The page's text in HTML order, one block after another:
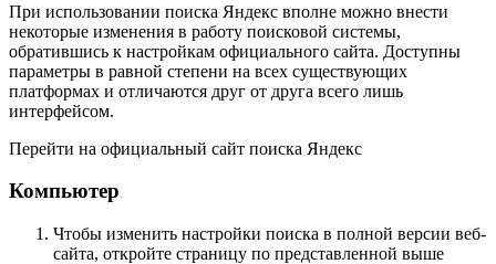
При использовании поиска Яндекс вполне можно внести
некоторые изменения в работу поисковой системы,
обратившись к настройкам официального сайта. Доступны
параметры в равной степени на всех существующих
платформах и отличаются друг от друга всего лишь
интерфейсом.
Перейти на официальный сайт поиска Яндекс
Компьютер
Чтобы изменить настройки поиска в полной версии веб-
сайта, откройте страницу по представленной выше